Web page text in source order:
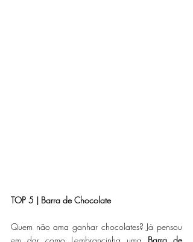
TOP 5 | Barra de Chocolate
Quem não ama ganhar chocolates? Já pensou